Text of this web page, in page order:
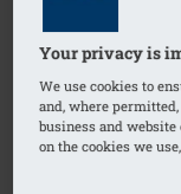
Your privacy is
We use cookies to
and, where
business and
on the cookies we